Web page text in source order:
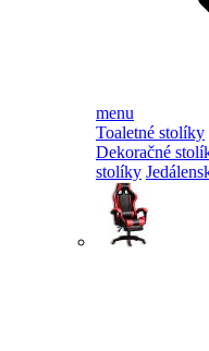
menu
Toaletné stolíky
Dekoračné
stolíky